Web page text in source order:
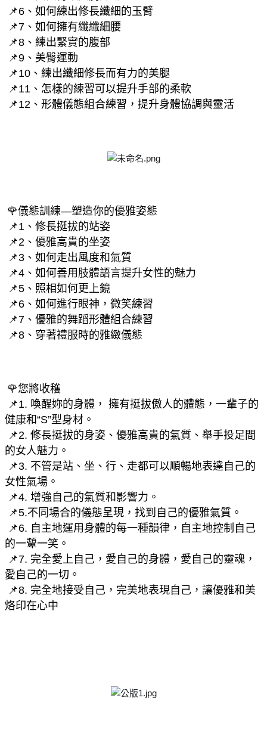
📌6、如何練出修長纖細的玉臂
📌7、如何擁有纖纖細腰
📌8、練出緊實的腹部
📌9、美臀運動
📌10、練出纖細修長而有力的美腿
📌11、怎樣的練習可以提升手部的柔軟
📌12、形體儀態組合練習，提升身體協調與靈活
🌹儀態訓練—塑造你的優雅姿態
📌1、修長挺拔的站姿
📌2、優雅高貴的坐姿
📌3、如何走出風度和氣質
📌4、如何善用肢體語言提升女性的魅力
📌5、照相如何更上鏡
📌6、如何進行眼神，微笑練習
📌7、優雅的舞蹈形體組合練習
📌8、穿著禮服時的雅緻儀態
🌹您將收穫
健康和“S”型身材。
的女人魅力。
女性氣場。
📌4. 增強自己的氣質和影響力。
📌5.不同場合的儀態呈現，找到自己的優雅氣質。
的一顰一笑。
愛自己的一切。
烙印在心中